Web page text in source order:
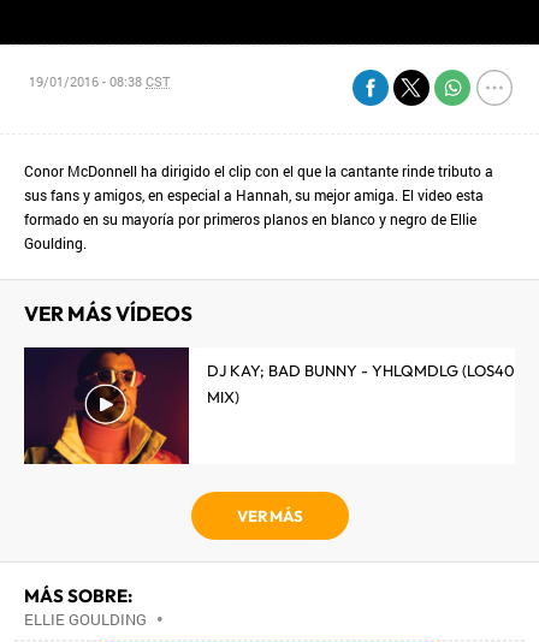
19/01/2016 - 08:38CST
Conor McDonnell ha dirigido el clip con el que la cantante rinde tributo a
sus fans y amigos, en especial a Hannah, su mejor amiga. El video esta
formado en su mayoría por primeros planos en blanco y negro de Ellie
Goulding.
VER MÁS VÍDEOS
DJ KAY; BAD BUNNY - YHLQMDLG (LOS40
MIX)
VER MÁS
MÁS SOBRE:
ELLIE GOULDING •